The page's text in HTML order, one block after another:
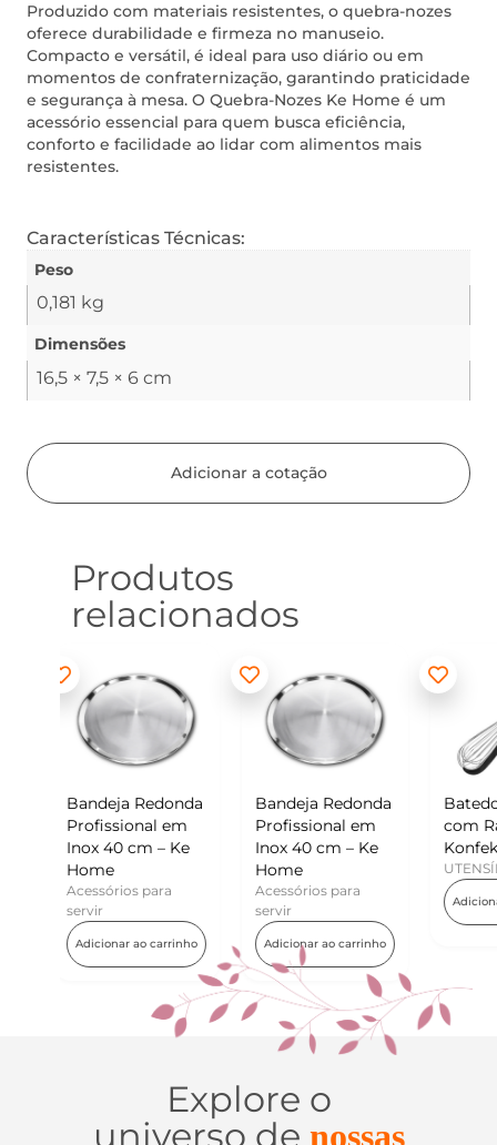
Produzido com materiais resistentes, o quebra-nozes
oferece durabilidade e firmeza no manuseio.
Compacto e versátil, é ideal para uso diário ou em
momentos de confraternização, garantindo praticidade
e segurança à mesa. O Quebra-Nozes Ke Home é um
acessório essencial para quem busca eficiência,
conforto e facilidade ao lidar com alimentos mais
resistentes.
Características Técnicas:
Peso
0,181 kg
Dimensões
16,5 × 7,5 × 6 cm
Adicionar a cotação
Produtos
relacionados
Bandeja Redonda
Profissional em
Inox 40 cm – Ke
Home
Acessórios para
servir
Adicionar ao carrinho
Batedor de Ovos
com Raspador –
Konfektt
UTENSÍLIOS
Adicionar ao carrinho
Explore o
universo de nossas